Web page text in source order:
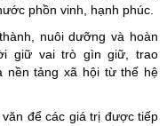
phồn vinh, hạnh phúc.
nuôi dưỡng và hoàn
giữ vai trò gìn giữ, trao
nền tảng xã hội từ thế hệ
để các giá trị được tiếp